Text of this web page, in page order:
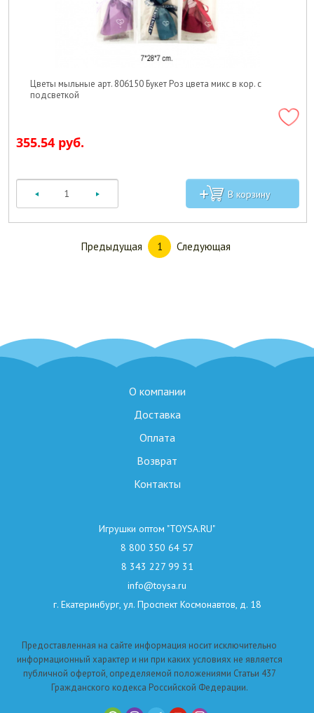
Цветы мыльные арт. 806150 Букет Роз цвета микс в кор. с
подсветкой
355.54 руб.
Предыдущая 1 Следующая
О компании
Доставка
Оплата
Возврат
Контакты
Игрушки оптом "TOYSA.RU"
8 800 350 64 57
8 343 227 99 31
info@toysa.ru
г. Екатеринбург, ул. Проспект Космонавтов, д. 18
Предоставленная на сайте информация носит исключительно
информационный характер и ни при каких условиях не является
публичной офертой, определяемой положениями Статьи 437
Гражданского кодекса Российской Федерации.